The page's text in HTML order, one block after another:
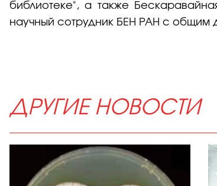
библиотеке", а также
научный сотрудник БЕН РАН с общим
ДРУГИЕ НОВОСТИ